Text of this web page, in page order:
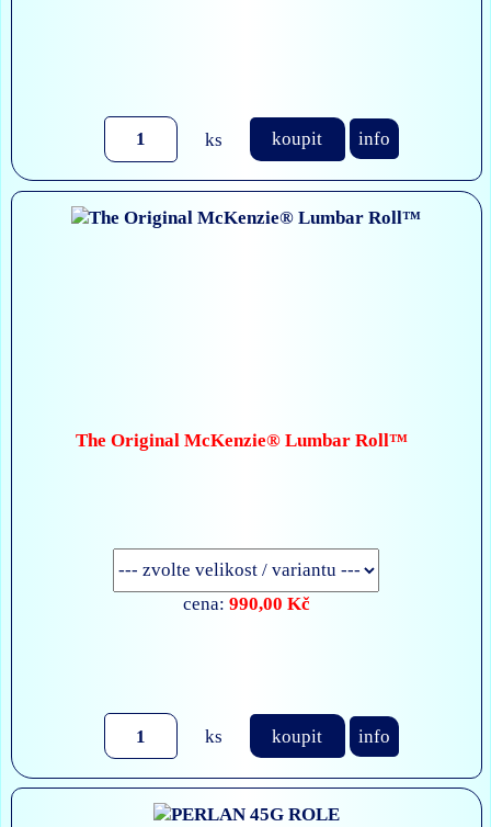
ks koupit info
The Original McKenzie® Lumbar Roll™
cena: 990,00 Kč
ks koupit info